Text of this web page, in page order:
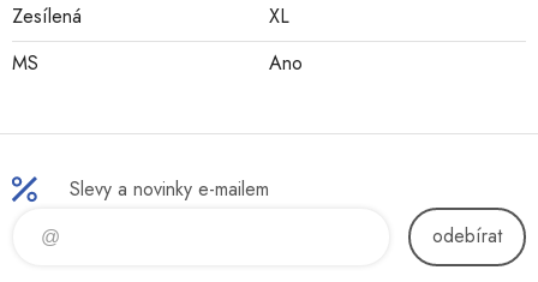
Zesílená
XL
MS
Ano
Slevy a novinky e-mailem
odebírat